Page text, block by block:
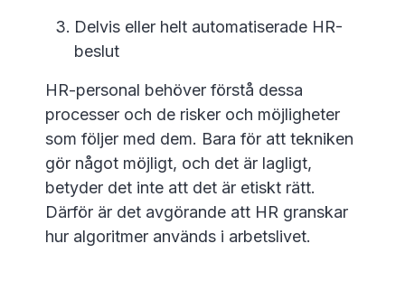
Delvis eller helt automatiserade HR-
beslut
HR-personal behöver förstå dessa
processer och de risker och möjligheter
som följer med dem. Bara för att tekniken
gör något möjligt, och det är lagligt,
betyder det inte att det är etiskt rätt.
Därför är det avgörande att HR granskar
hur algoritmer används i arbetslivet.